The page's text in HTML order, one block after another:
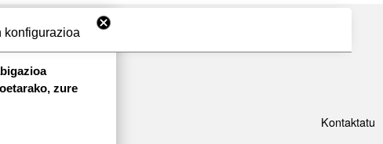
Kontaktatu
konfigurazioa
zure